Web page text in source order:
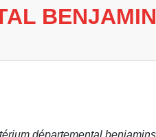
départemental